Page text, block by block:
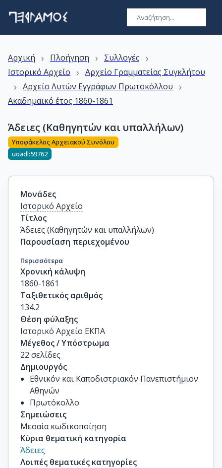
Αρχική › Πλοήγηση › Συλλογές ›
Ιστορικό Αρχείο › Αρχείο Γραμματείας Συγκλήτου
› Αρχείο Λυτών Εγγράφων Πρωτοκόλλου ›
Ακαδημαϊκό έτος 1860-1861
Άδειες (Καθηγητών και υπαλλήλων)
Υποφάκελος Αρχειακού Συνόλου
uoadl:59762
Μονάδες
Ιστορικό Αρχείο
Τίτλος
Άδειες (Καθηγητών και υπαλλήλων)
Παρουσίαση περιεχομένου
Περισσότερα
Χρονική κάλυψη
1860-1861
Ταξιθετικός αριθμός
134.2
Θέση φύλαξης
Ιστορικό Αρχείο ΕΚΠΑ
Μέγεθος / Υπόστρωμα
22 σελίδες
Δημιουργός
Εθνικόν και Καποδιστριακόν Πανεπιστήμιον
Αθηνών
Πρωτόκολλο
Σημειώσεις
Μεσαία κωδικοποίηση
Κύρια θεματική κατηγορία
Άδειες
Λοιπές θεματικές κατηγορίες